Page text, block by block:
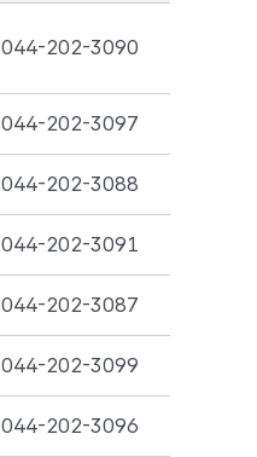
044-202-3090
044-202-3097
044-202-3088
044-202-3091
044-202-3087
044-202-3099
044-202-3096